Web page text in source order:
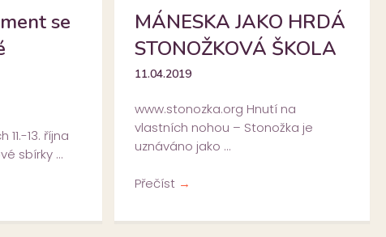
se
13. října
sbírky ...
MÁNESKA JAKO HRDÁ
STONOŽKOVÁ ŠKOLA
11.04.2019
www.stonozka.org Hnutí na
vlastních nohou – Stonožka je
uznáváno jako ...
Přečíst →